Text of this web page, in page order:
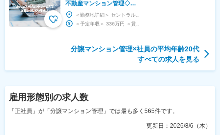
不動産マンション管理◇年
休122日／土日祝休／資格
手当充実◎／転勤なし
分譲マンション管理×社員の平均年齢20代
すべての求人を見る
雇用形態別の求人数
「正社員」が「分譲マンション管理」では最も多く565件です。
更新日： 2026/8/6（木）